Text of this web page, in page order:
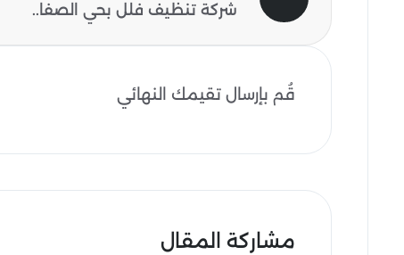
شركة تنظيف فلل بحي الصفا..
قُم بإرسال تقيمك النهائي
مشاركة المقال